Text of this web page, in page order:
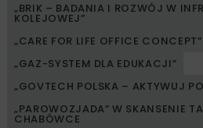
„BRIK – BADANIA I ROZWÓJ W
KOLEJOWEJ”
„CARE FOR LIFE OFFICE CONCEPT”
„GAZ-SYSTEM DLA EDUKACJI”
„GOVTECH POLSKA – AKTYWUJ
„PAROWOZJADA” W SKANSENIE
CHABÓWCE